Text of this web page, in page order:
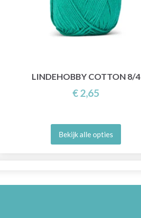
LINDEHOBBY COTTON 8/4
€ 2,65
Bekijk alle opties